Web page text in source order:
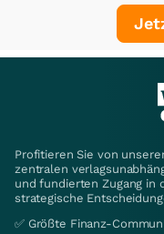
Profitieren Sie von
zentralen
und fundierten Zugang in
strategische
✅ Größte Finanz-